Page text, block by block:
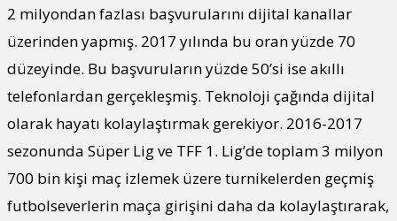
2 milyondan fazlası başvurularını dijital kanallar
üzerinden yapmış. 2017 yılında bu oran yüzde 70
düzeyinde. Bu başvuruların yüzde 50’si ise akıllı
telefonlardan gerçekleşmiş. Teknoloji çağında dijital
olarak hayatı kolaylaştırmak gerekiyor. 2016-2017
sezonunda Süper Lig ve TFF 1. Lig’de toplam 3 milyon
700 bin kişi maç izlemek üzere turnikelerden geçmiş
futbolseverlerin maça girişini daha da kolaylaştırarak,